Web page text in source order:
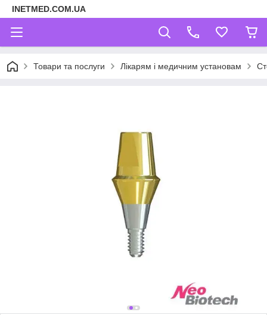
INETMED.COM.UA
Товари та послуги Лікарям і медичним установам